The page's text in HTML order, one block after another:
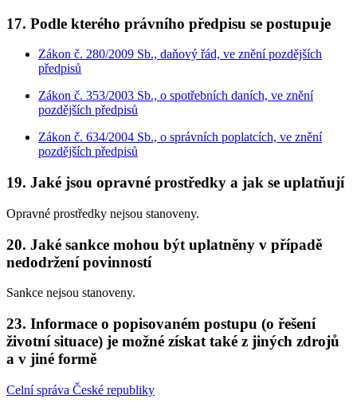
17. Podle kterého právního předpisu se postupuje
Zákon č. 280/2009 Sb., daňový řád, ve znění pozdějších
předpisů
Zákon č. 353/2003 Sb., o spotřebních daních, ve znění
pozdějších předpisů
Zákon č. 634/2004 Sb., o správních poplatcích, ve znění
pozdějších předpisů
19. Jaké jsou opravné prostředky a jak se uplatňují
Opravné prostředky nejsou stanoveny.
20. Jaké sankce mohou být uplatněny v případě
nedodržení povinností
Sankce nejsou stanoveny.
23. Informace o popisovaném postupu (o řešení
životní situace) je možné získat také z jiných zdrojů
a v jiné formě
Celní správa České republiky